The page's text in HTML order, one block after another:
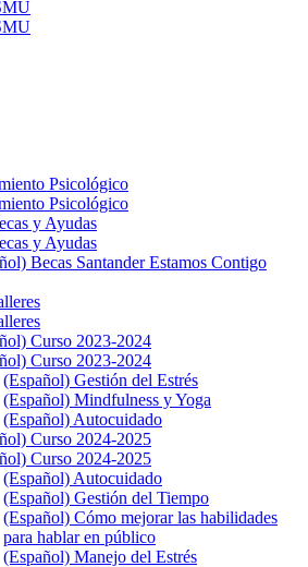
Psicológico
Psicológico
y Ayudas
y Ayudas
Becas Santander Estamos Contigo
Curso 2023-2024
Curso 2023-2024
(Español) Gestión del Estrés
(Español) Mindfulness y Yoga
(Español) Autocuidado
Curso 2024-2025
Curso 2024-2025
(Español) Autocuidado
(Español) Gestión del Tiempo
(Español) Cómo mejorar las habilidades
para hablar en público
(Español) Manejo del Estrés